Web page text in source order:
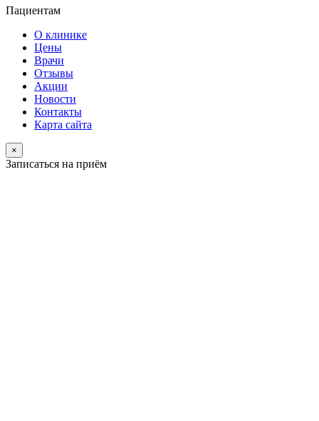
Пациентам
О клинике
Цены
Врачи
Отзывы
Акции
Новости
Контакты
Карта сайта
×
Записаться на приём